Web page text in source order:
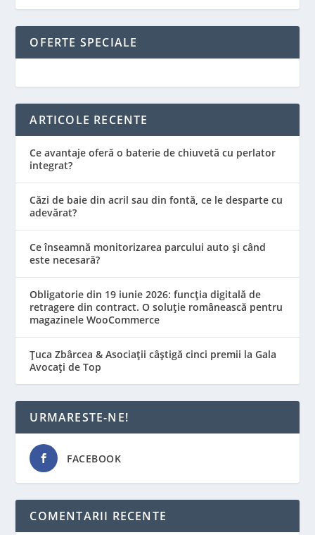
OFERTE SPECIALE
ARTICOLE RECENTE
Ce avantaje oferă o baterie de chiuvetă cu perlator
integrat?
Căzi de baie din acril sau din fontă, ce le desparte cu
adevărat?
Ce înseamnă monitorizarea parcului auto și când
este necesară?
Obligatorie din 19 iunie 2026: funcția digitală de
retragere din contract. O soluție românească pentru
magazinele WooCommerce
Țuca Zbârcea & Asociații câștigă cinci premii la Gala
Avocați de Top
URMARESTE-NE!
FACEBOOK
COMENTARII RECENTE